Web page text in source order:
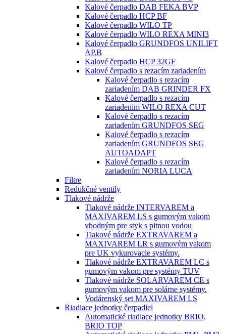
Kalové čerpadlo DAB FEKA BVP
Kalové čerpadlo HCP BF
Kalové čerpadlo WILO TP
Kalové čerpadlo WILO REXA MINI3
Kalové čerpadlo GRUNDFOS UNILIFT
AP.B
Kalové čerpadlo HCP 32GF
Kalové čerpadlo s rezacím zariadením
Kalové čerpadlo s rezacím
zariadením DAB GRINDER FX
Kalové čerpadlo s rezacím
zariadením WILO REXA CUT
Kalové čerpadlo s rezacím
zariadením GRUNDFOS SEG
Kalové čerpadlo s rezacím
zariadením GRUNDFOS SEG
AUTOADAPT
Kalové čerpadlo s rezacím
zariadením NORIA LUCA
Filtre
Redukčné ventily
Tlakové nádrže
Tlakové nádrže INTERVAREM a
MAXIVAREM LS s gumovým vakom
vhodným pre styk s pitnou vodou
Tlakové nádrže EXTRAVAREM a
MAXIVAREM LR s gumovým vakom
pre UK vykurovacie systémy.
Tlakové nádrže EXTRAVAREM LC s
gumovým vakom pre systémy TUV
Tlakové nádrže SOLARVAREM CE s
gumovým vakom pre solárne systémy.
Vodárenský set MAXIVAREM LS
Riadiace jednotky čerpadiel
Automatické riadiace jednotky BRIO,
BRIO TOP